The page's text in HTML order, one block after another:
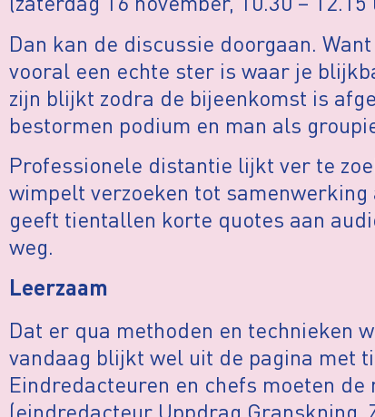
Dan kan de discussie doorgaan.
vooral een echte ster is waar je
zijn blijkt zodra de bijeenkomst is
bestormen podium en man als
Professionele distantie lijkt ver te
wimpelt verzoeken tot samenwerking
geeft tientallen korte quotes aan
weg.
Leerzaam
Dat er qua methoden en technieken
vandaag blijkt wel uit de pagina met
Eindredacteuren en chefs moeten de
(eindredacteur Uppdrag Granskning,